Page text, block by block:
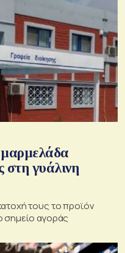
στη γυάλινη
τους το προϊόν
σημείο αγοράς